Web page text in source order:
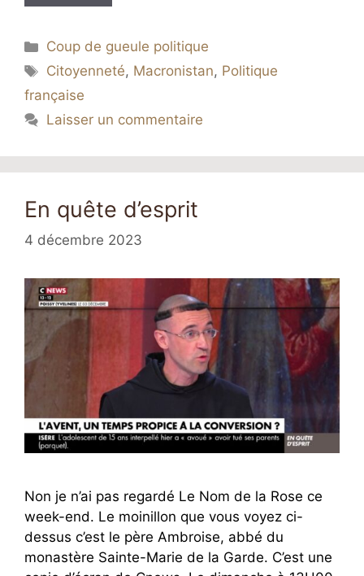
Catégories
Coup de gueule politique
Étiquettes
Citoyenneté, Macronistan, Politique
française
Laisser un commentaire
En quête d’esprit
4 décembre 2023
Non je n’ai pas regardé Le Nom de la Rose ce
week-end. Le moinillon que vous voyez ci-
dessus c’est le père Ambroise, abbé du
monastère Sainte-Marie de la Garde. C’est une